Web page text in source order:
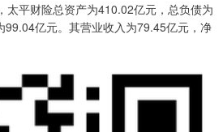
平财险总资产为410.02亿元，总负债为
亿元。其营业收入为79.45亿元，净